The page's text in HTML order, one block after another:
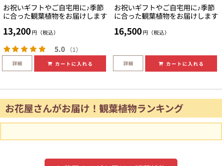
お祝いギフトやご自宅用に♪季節
に合った観葉植物をお届けします
13,200 円（税込）
5.0 （1）
詳細 カートに入れる
お祝いギフトやご自宅用に♪季節
に合った観葉植物をお届けします
16,500 円（税込）
詳細 カートに入れる
お花屋さんがお届け！観葉植物ランキング